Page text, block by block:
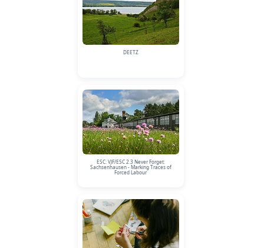
DEETZ
ESC: VJF/ESC 2.3 Never Forget:
Sachsenhausen - Marking Traces of
Forced Labour